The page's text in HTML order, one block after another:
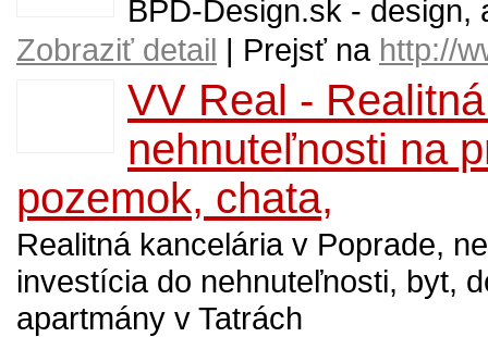
BPD-Design.sk - design,
Zobraziť detail | Prejsť na http://
VV Real -
nehnuteľnosti na
pozemok, chata,
Realitná kancelária v Poprade,
investícia do nehnuteľnosti, byt,
apartmány v Tatrách